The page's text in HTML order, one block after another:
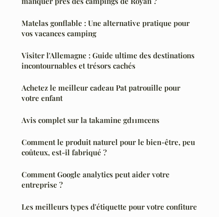
Matelas gonflable : Une alternative pratique pour
vos vacances camping
Visiter l'Allemagne : Guide ultime des destinations
incontournables et trésors cachés
Achetez le meilleur cadeau Pat patrouille pour
votre enfant
Avis complet sur la takamine gd11mcens
Comment le produit naturel pour le bien-être, peu
coûteux, est-il fabriqué ?
Comment Google analytics peut aider votre
entreprise ?
Les meilleurs types d'étiquette pour votre confiture